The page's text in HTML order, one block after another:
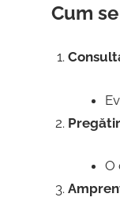
Cum
O